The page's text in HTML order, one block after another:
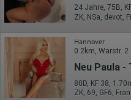
Hannover
0.2km, Warstr. 2
Neu Paula -
80D, KF 38,